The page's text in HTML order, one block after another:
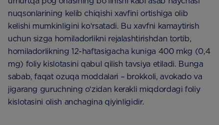
nuqsonlarining kelib chiqishi xavfini ortishiga olib
kelishi mumkinligini koʻrsatadi. Bu xavfni kamaytirish
uchun sizga homiladorlikni rejalashtirishdan tortib,
homiladorlikning 12-haftasigacha kuniga 400 mkg (0,4
mg) foliy kislotasini qabul qilish tavsiya etiladi. Bunga
sabab, faqat ozuqa moddalari – brokkoli, avokado va
jigarang guruchning oʻzidan kerakli miqdordagi foliy
kislotasini olish anchagina qiyinligidir.